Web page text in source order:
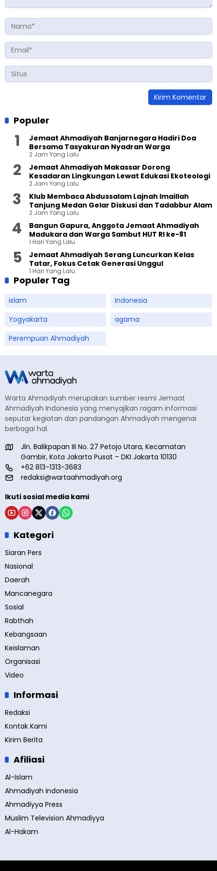
Populer
Jemaat Ahmadiyah Banjarnegara Hadiri Doa
Bersama Tasyakuran Nyadran Warga
2 Jam Yang Lalu
Jemaat Ahmadiyah Makassar Dorong
Kesadaran Lingkungan Lewat Edukasi Ekoteologi
2 Jam Yang Lalu
Klub Membaca Abdussalam Lajnah Imaillah
Tanjung Medan Gelar Diskusi dan Tadabbur Alam
2 Jam Yang Lalu
Bangun Gapura, Anggota Jemaat Ahmadiyah
Madukara dan Warga Sambut HUT RI ke-81
1 Hari Yang Lalu
Jemaat Ahmadiyah Serang Luncurkan Kelas
Tatar, Fokus Cetak Generasi Unggul
1 Hari Yang Lalu
Populer Tag
islam
Indonesia
Yogyakarta
agama
Perempuan Ahmadiyah
Warta Ahmadiyah merupakan sumber resmi Jemaat
Ahmadiyah Indonesia yang menyajikan ragam informasi
seputar kegiatan dan pandangan Ahmadiyah mengenai
berbagai hal.
Jln. Balikpapan III No. 27 Petojo Utara, Kecamatan
Gambir, Kota Jakarta Pusat – DKI Jakarta 10130
+62 813-1313-3683
redaksi@wartaahmadiyah.org
Ikuti sosial media kami
Kategori
Siaran Pers
Nasional
Daerah
Mancanegara
Sosial
Rabthah
Kebangsaan
Keislaman
Organisasi
Video
Informasi
Redaksi
Kontak Kami
Kirim Berita
Afiliasi
Al-Islam
Ahmadiyah Indonesia
Ahmadiyya Press
Muslim Television Ahmadiyya
Al-Hakam